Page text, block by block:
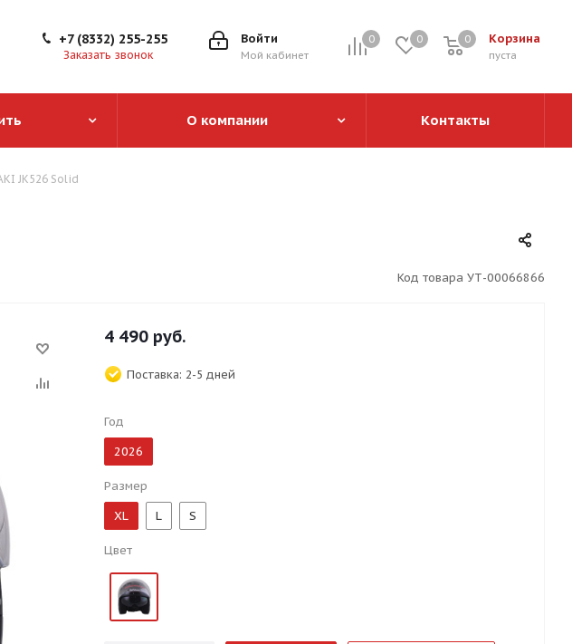
0 0 Корзина
0
пуста
0
Войти
Мой кабинет
+7 (8332) 255-255
Заказать звонок
О компании Контакты
JK526 Solid
Код товара УТ-00066866
4 490 руб.
Поставка: 2-5 дней
Год
2026
Размер
XL
L S
Цвет